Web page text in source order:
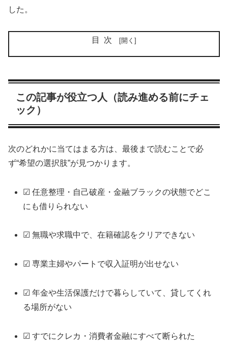
した。
目次
この記事が役立つ人（読み進める前にチェ
ック）
次のどれかに当てはまる方は、最後まで読むことで必
ず“希望の選択肢”が見つかります。
☑ 任意整理・自己破産・金融ブラックの状態でどこ
にも借りられない
☑ 無職や求職中で、在籍確認をクリアできない
☑ 専業主婦やパートで収入証明が出せない
☑ 年金や生活保護だけで暮らしていて、貸してくれ
る場所がない
☑ すでにクレカ・消費者金融にすべて断られた